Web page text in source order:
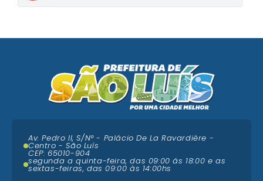
Av. Pedro II, S/N° - Palácio De La Ravardière -
Centro - São Luís
CEP: 65010-904
segunda a quinta-feira, das 09:00 ás 18:00 e as
sextas-feiras, das 09:00 às 14:00hs